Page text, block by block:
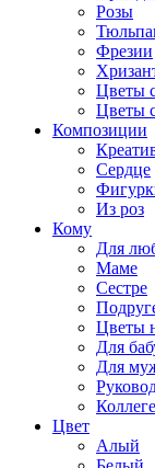
Розы
Фрезии
Цветы
Цветы
Композиции
Сердце
Из роз
Кому
Для
Маме
Сестре
Цветы
Для
Для
Коллеге
Цвет
Алый